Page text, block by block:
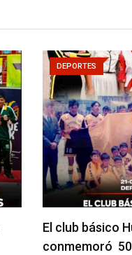
DEPORTES
El club básico
conmemoró